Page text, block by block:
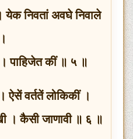
निवतां अवघे निवाले
।
पाहिजेत कीं ॥ ५ ॥
वर्ततें लोकिकीं ।
। कैसी जाणावी ॥ ६ ॥